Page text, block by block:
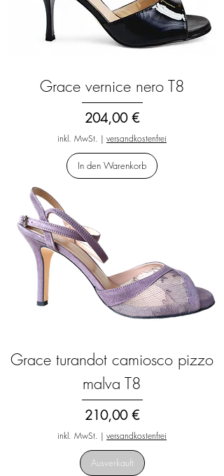
Grace vernice nero T8
Preis
204,00 €
inkl. MwSt. | versandkostenfrei
In den Warenkorb
Grace turandot camiosco pizzo
malva T8
Preis
210,00 €
inkl. MwSt. | versandkostenfrei
Ausverkauft